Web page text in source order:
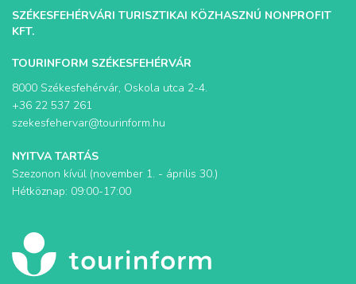
SZÉKESFEHÉRVÁRI TURISZTIKAI KÖZHASZNÚ NONPROFIT
KFT.
TOURINFORM SZÉKESFEHÉRVÁR
8000 Székesfehérvár, Oskola utca 2-4.
+36 22 537 261
szekesfehervar@tourinform.hu
NYITVA TARTÁS
Szezonon kívül (november 1. - április 30.)
Hétköznap: 09:00-17:00